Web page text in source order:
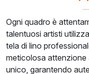
Ogni quadro è
talentuosi artisti
tela di lino
meticolosa
unico, garantendo